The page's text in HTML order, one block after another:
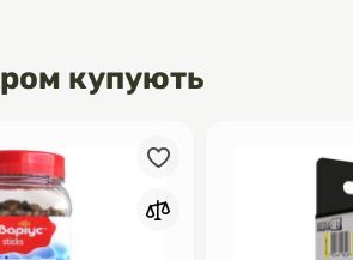
купують